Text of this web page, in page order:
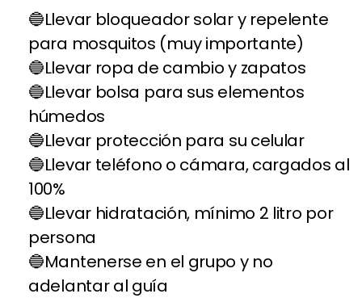
Llevar bloqueador solar y repelente
para mosquitos (muy importante)
Llevar ropa de cambio y zapatos
Llevar bolsa para sus elementos
húmedos
Llevar protección para su celular
Llevar teléfono o cámara, cargados al
100%
Llevar hidratación, mínimo 2 litro por
persona
Mantenerse en el grupo y no
adelantar al guía